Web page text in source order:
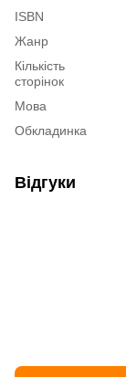
ISBN
Жанр
Кількість
сторінок
Мова
Обкладинка
Відгуки